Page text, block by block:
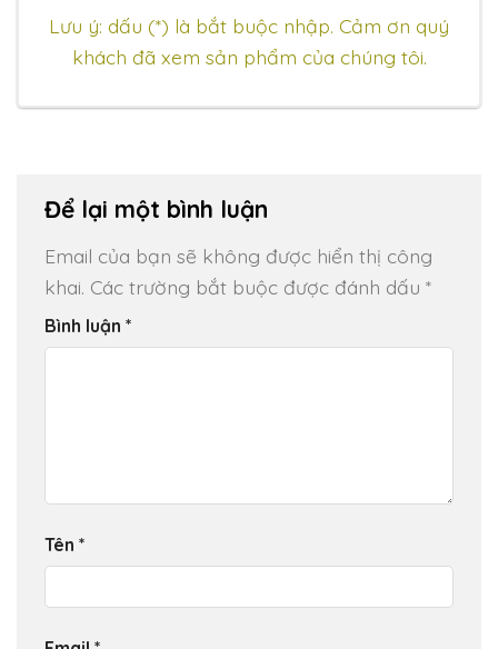
Lưu ý: dấu (*) là bắt buộc nhập. Cảm ơn quý
khách đã xem sản phẩm của chúng tôi.
Để lại một bình luận
Email của bạn sẽ không được hiển thị công
khai. Các trường bắt buộc được đánh dấu *
Bình luận *
Tên *